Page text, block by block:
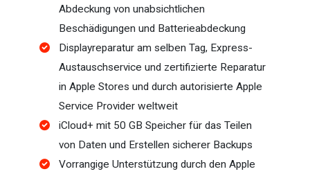
Abdeckung von unabsichtlichen
Beschädigungen und Batterieabdeckung
Displayreparatur am selben Tag, Express-
Austauschservice und zertifizierte Reparatur
in Apple Stores und durch autorisierte Apple
Service Provider weltweit
iCloud+ mit 50 GB Speicher für das Teilen
von Daten und Erstellen sicherer Backups
Vorrangige Unterstützung durch den Apple